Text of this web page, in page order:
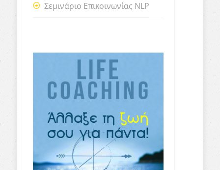
Σεμινάριο Επικοινωνίας NLP